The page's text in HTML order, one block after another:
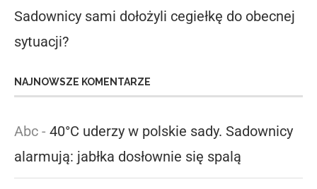
Sadownicy sami dołożyli cegiełkę do obecnej
sytuacji?
NAJNOWSZE KOMENTARZE
Abc - 40°C uderzy w polskie sady. Sadownicy
alarmują: jabłka dosłownie się spalą